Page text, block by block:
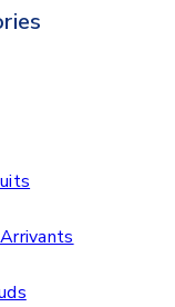
prix :